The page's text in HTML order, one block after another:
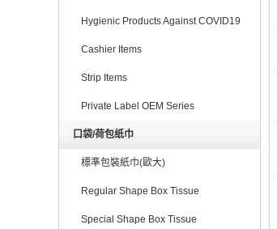
Hygienic Products Against COVID19
Cashier Items
Strip Items
Private Label OEM Series
口袋/荷包纸巾
標準包裝紙巾(歐大)
Regular Shape Box Tissue
Special Shape Box Tissue